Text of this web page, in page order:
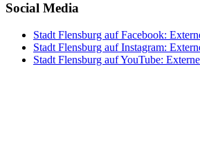
Social Media
Stadt Flensburg auf Facebook:
Stadt Flensburg auf Instagram:
Stadt Flensburg auf YouTube: